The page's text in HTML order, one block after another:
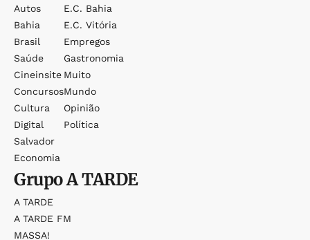
Autos
Bahia
Brasil
Saúde
Cineinsite
Concursos
Cultura
Digital
Salvador
Economia
E.c. Bahia
E.c. Vitória
Empregos
Gastronomia
Muito
Mundo
Opinião
Política
GrupoA TARDE
A TARDE
A TARDE FM
MASSA!